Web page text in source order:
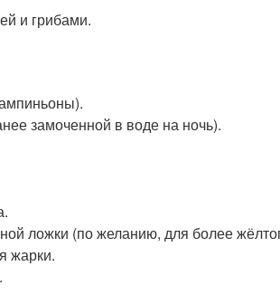
и грибами.
замоченной в воде на ночь).
ложки (по желанию, для более
жарки.